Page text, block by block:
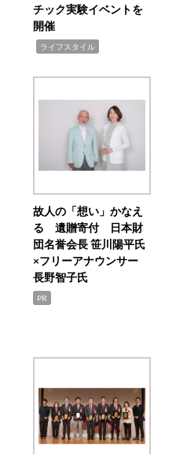
チック実験イベントを
開催
ライフスタイル
故人の「想い」かなえ
る 遺贈寄付 日本財
団名誉会長 笹川陽平氏
×フリーアナウンサー
長野智子氏
PR